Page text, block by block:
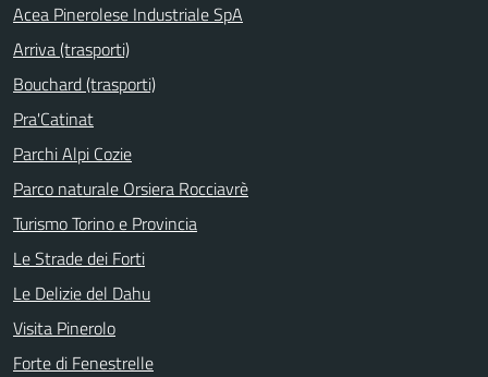
Acea Pinerolese Industriale SpA
Arriva (trasporti)
Bouchard (trasporti)
Pra'Catinat
Parchi Alpi Cozie
Parco naturale Orsiera Rocciavrè
Turismo Torino e Provincia
Le Strade dei Forti
Le Delizie del Dahu
Visita Pinerolo
Forte di Fenestrelle